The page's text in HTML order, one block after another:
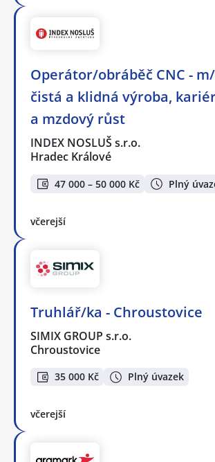
Operátor/obráběč CNC -
čistá a klidná výroba,
a mzdový růst
INDEX NOSLUŠ s.r.o.
Hradec Králové
47 000 – 50 000 Kč Plný
včerejší
Truhlář/ka - Chroustovice
SIMIX GROUP s.r.o.
Chroustovice
35 000 Kč Plný úvazek
včerejší